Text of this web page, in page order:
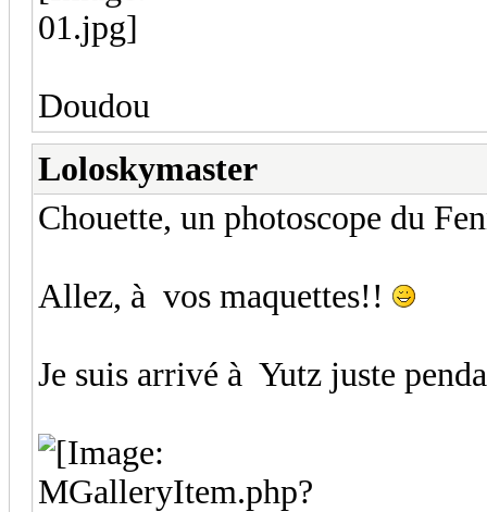
Doudou
Loloskymaster
Chouette, un photoscope du
Allez, à vos maquettes!!
Je suis arrivé à Yutz juste